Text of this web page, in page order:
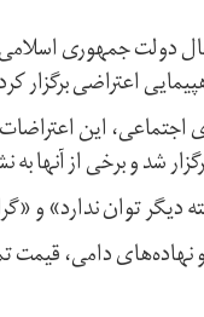
دولت جمهوری
اعتراضی برگزار
این
شد و برخی از آنها به
توان ندارد» و
نهاده‌های دامی،